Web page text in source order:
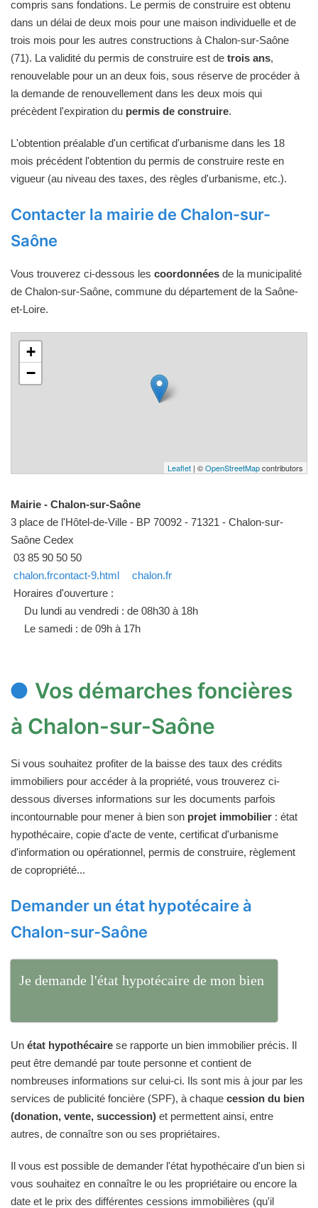
compris sans fondations. Le permis de construire est obtenu
dans un délai de deux mois pour une maison individuelle et de
trois mois pour les autres constructions à Chalon-sur-Saône
(71). La validité du permis de construire est de trois ans,
renouvelable pour un an deux fois, sous réserve de procéder à
la demande de renouvellement dans les deux mois qui
précèdent l'expiration du permis de construire.
L'obtention préalable d'un certificat d'urbanisme dans les 18
mois précédent l'obtention du permis de construire reste en
vigueur (au niveau des taxes, des règles d'urbanisme, etc.).
Contacter la mairie de Chalon-sur-
Saône
Vous trouverez ci-dessous les coordonnées de la municipalité
de Chalon-sur-Saône, commune du département de la Saône-
et-Loire.
+
−
Leaflet | ©OpenStreetMapcontributors
Mairie - Chalon-sur-Saône
3 place de l'Hôtel-de-Ville - BP 70092 - 71321 - Chalon-sur-
Saône Cedex
03 85 90 50 50
chalon.frcontact-9.html
chalon.fr
Horaires d'ouverture :
Du lundi au vendredi : de 08h30 à 18h
Le samedi : de 09h à 17h
Vos démarches foncières
à Chalon-sur-Saône
Si vous souhaitez profiter de la baisse des taux des crédits
immobiliers pour accéder à la propriété, vous trouverez ci-
dessous diverses informations sur les documents parfois
incontournable pour mener à bien son projet immobilier : état
hypothécaire, copie d'acte de vente, certificat d'urbanisme
d'information ou opérationnel, permis de construire, règlement
de copropriété...
Demander un état hypotécaire à
Chalon-sur-Saône
Je demande l'état hypotécaire de mon bien
Un état hypothécaire se rapporte un bien immobilier précis. Il
peut être demandé par toute personne et contient de
nombreuses informations sur celui-ci. Ils sont mis à jour par les
services de publicité foncière (SPF), à chaque cession du bien
(donation, vente, succession) et permettent ainsi, entre
autres, de connaître son ou ses propriétaires.
Il vous est possible de demander l'état hypothécaire d'un bien si
vous souhaitez en connaître le ou les propriétaire ou encore la
date et le prix des différentes cessions immobilières (qu'il